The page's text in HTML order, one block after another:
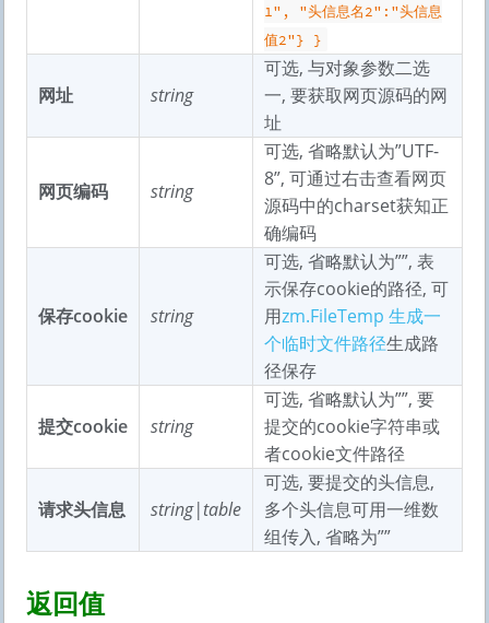
1", "头信息名2":"头信息
值2"} }
网址 string
可选, 与对象参数二选
一, 要获取网页源码的网
址
网页编码 string
可选, 省略默认为”UTF-
8”, 可通过右击查看网页
源码中的charset获知正
确编码
保存cookie string
可选, 省略默认为””, 表
示保存cookie的路径, 可
用zm.FileTemp 生成一
个临时文件路径生成路
径保存
提交cookie string
可选, 省略默认为””, 要
提交的cookie字符串或
者cookie文件路径
请求头信息 string|table
可选, 要提交的头信息,
多个头信息可用一维数
组传入, 省略为””
返回值